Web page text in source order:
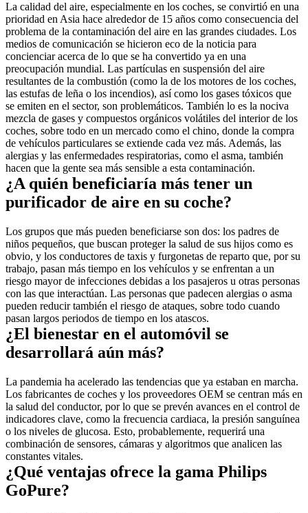
La calidad del aire, especialmente en los coches, se convirtió en una
prioridad en Asia hace alrededor de 15 años como consecuencia del
problema de la contaminación del aire en las grandes ciudades. Los
medios de comunicación se hicieron eco de la noticia para
concienciar acerca de lo que se ha convertido ya en una
preocupación mundial. Las partículas en suspensión del aire
resultantes de la combustión (como la de los motores de los coches,
las estufas de leña o los incendios), así como los gases tóxicos que
se emiten en el sector, son problemáticos. También lo es la nociva
mezcla de gases y compuestos orgánicos volátiles del interior de los
coches, sobre todo en un mercado como el chino, donde la compra
de vehículos particulares se extiende cada vez más. Además, las
alergias y las enfermedades respiratorias, como el asma, también
hacen que la gente sea más sensible a esta contaminación.
¿A quién beneficiaría más tener un
purificador de aire en su coche?
Los grupos que más pueden beneficiarse son dos: los padres de
niños pequeños, que buscan proteger la salud de sus hijos como es
obvio, y los conductores de taxis y furgonetas de reparto que, por su
trabajo, pasan más tiempo en los vehículos y se enfrentan a un
riesgo mayor de infecciones debidas a los pasajeros u otras personas
con las que interactúan. Las personas que padecen alergias o asma
pueden reducir también el riesgo de ataques, sobre todo cuando
pasan largos periodos de tiempo en los atascos.
¿El bienestar en el automóvil se
desarrollará aún más?
La pandemia ha acelerado las tendencias que ya estaban en marcha.
Los fabricantes de coches y los proveedores OEM se centran más en
la salud del conductor, por lo que se prevén avances en el control de
indicadores clave, como la frecuencia cardiaca, la presión sanguínea
o los niveles de glucosa. Esto, probablemente, requerirá una
combinación de sensores, cámaras y algoritmos que analicen las
constantes vitales.
¿Qué ventajas ofrece la gama Philips
GoPure?